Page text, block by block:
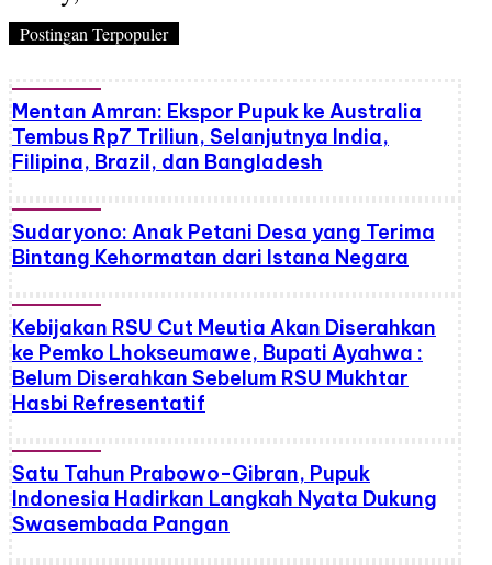
Postingan Terpopuler
Mentan Amran: Ekspor Pupuk ke Australia
Tembus Rp7 Triliun, Selanjutnya India,
Filipina, Brazil, dan Bangladesh
Sudaryono: Anak Petani Desa yang Terima
Bintang Kehormatan dari Istana Negara
Kebijakan RSU Cut Meutia Akan Diserahkan
ke Pemko Lhokseumawe, Bupati Ayahwa :
Belum Diserahkan Sebelum RSU Mukhtar
Hasbi Refresentatif
Satu Tahun Prabowo-Gibran, Pupuk
Indonesia Hadirkan Langkah Nyata Dukung
Swasembada Pangan